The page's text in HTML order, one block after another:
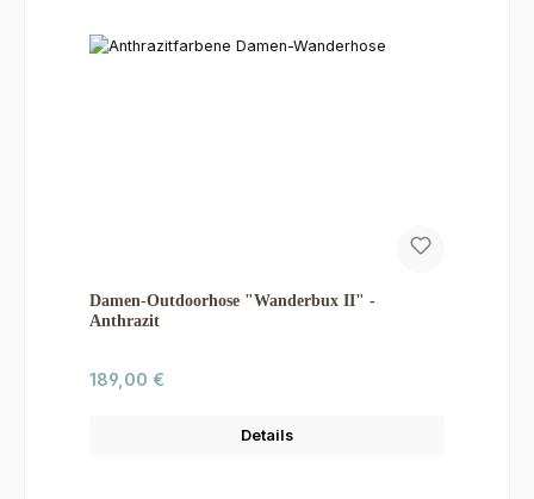
Damen-Outdoorhose "Wanderbux II" -
Anthrazit
Regulärer Preis:
189,00 €
Details